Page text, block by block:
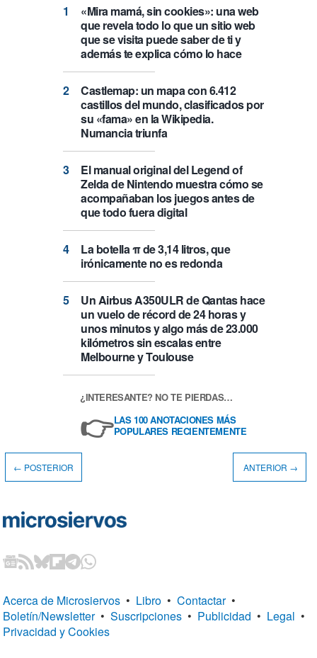
«Mira mamá, sin cookies»: una web
que revela todo lo que un sitio web
que se visita puede saber de ti y
además te explica cómo lo hace
Castlemap: un mapa con 6.412
castillos del mundo, clasificados por
su «fama» en la Wikipedia.
Numancia triunfa
El manual original del Legend of
Zelda de Nintendo muestra cómo se
acompañaban los juegos antes de
que todo fuera digital
La botella π de 3,14 litros, que
irónicamente no es redonda
Un Airbus A350ULR de Qantas hace
un vuelo de récord de 24 horas y
unos minutos y algo más de 23.000
kilómetros sin escalas entre
Melbourne y Toulouse
¿INTERESANTE? NO TE PIERDAS…
👉LAS 100 ANOTACIONES MÁS
POPULARES RECIENTEMENTE
← POSTERIOR ANTERIOR →
Acerca de Microsiervos • Libro • Contactar •
Boletín/Newsletter • Suscripciones • Publicidad • Legal •
Privacidad y Cookies